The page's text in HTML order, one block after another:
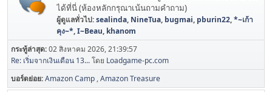
ได้ที่นี่ (ห้องหลักกรุณาเน้นถามคำถาม)
ผู้ดูแลทั่วไป:sealinda, NineTua, bugmai, pburin22,*~เก้า
คุง~*,I~Beau, khanom
กระทู้ล่าสุด:02 สิงหาคม 2026, 21:39:57
Re: เริ่มจากเงินเดือน 13...โดย Loadgame-pc.com
บอร์ดย่อย Amazon Camp Amazon Treasure